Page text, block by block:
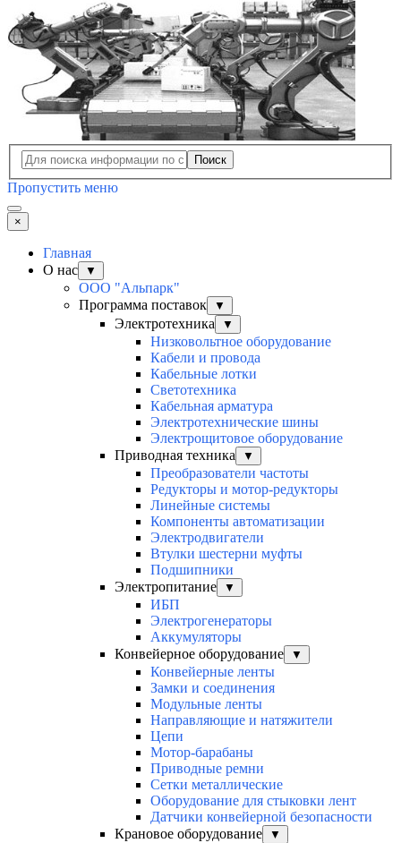
Поиск
Пропустить меню
×
Главная
О нас
▼
ООО "Альпарк"
Программа поставок
▼
Электротехника ▼
Низковольтное оборудование
Кабели и провода
Кабельные лотки
Светотехника
Кабельная арматура
Электротехнические шины
Электрощитовое оборудование
Приводная техника
▼
Преобразователи частоты
Редукторы и мотор-редукторы
Линейные системы
Компоненты автоматизации
Электродвигатели
Втулки шестерни муфты
Подшипники
Электропитание
▼
ИБП
Электрогенераторы
Аккумуляторы
Конвейерное оборудование
▼
Конвейерные ленты
Замки и соединения
Модульные ленты
Направляющие и натяжители
Цепи
Мотор-барабаны
Приводные ремни
Сетки металлические
Оборудование для стыковки лент
Датчики конвейерной безопасности
Крановое оборудование
▼